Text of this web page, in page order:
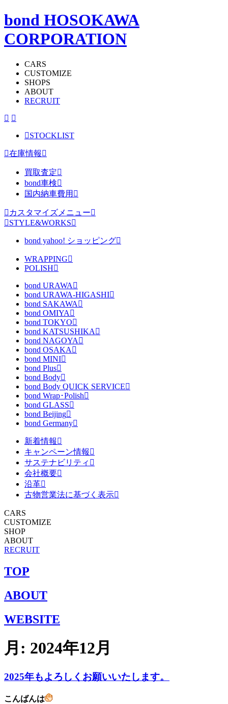
bond HOSOKAWA
CORPORATION
CARS
CUSTOMIZE
SHOPS
ABOUT
RECRUIT
STOCKLIST
在庫情報
買取査定
bond車検
国内納車費用
カスタマイズメニュー
STYLE&WORKS
bond yahoo! ショッピング
WRAPPING
POLISH
bond URAWA
bond URAWA-HIGASHI
bond SAKAWA
bond OMIYA
bond TOKYO
bond KATSUSHIKA
bond NAGOYA
bond OSAKA
bond MINI
bond Plus
bond Body
bond Body QUICK SERVICE
bond Wrap･Polish
bond GLASS
bond Beijing
bond Germany
新着情報
キャンペーン情報
サステナビリティ
会社概要
沿革
古物営業法に基づく表示
CARS
CUSTOMIZE
SHOP
ABOUT
RECRUIT
TOP
ABOUT
WEBSITE
月: 2024年12月
2025年もよろしくお願いいたします。
こんばんは